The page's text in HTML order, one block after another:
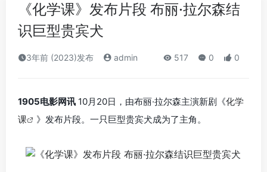
《化学课》发布片段 布丽·拉尔森结
识巨型贵宾犬
3年前 (2023)发布 admin 517 0 0
1905电影网讯 10月20日，由布丽·拉尔森主演新剧《化学
课
》发布片段。一只巨型贵宾犬成为了主角。